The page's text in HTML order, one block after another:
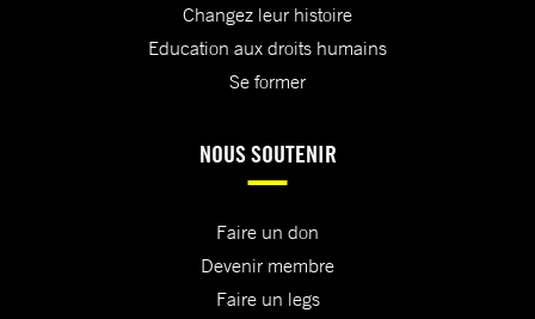
Changez leur histoire
Education aux droits humains
Se former
NOUS SOUTENIR
Faire un don
Devenir membre
Faire un legs